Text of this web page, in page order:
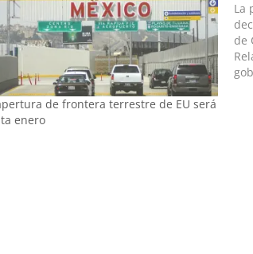
de frontera terrestre de EU será
enero
La
de